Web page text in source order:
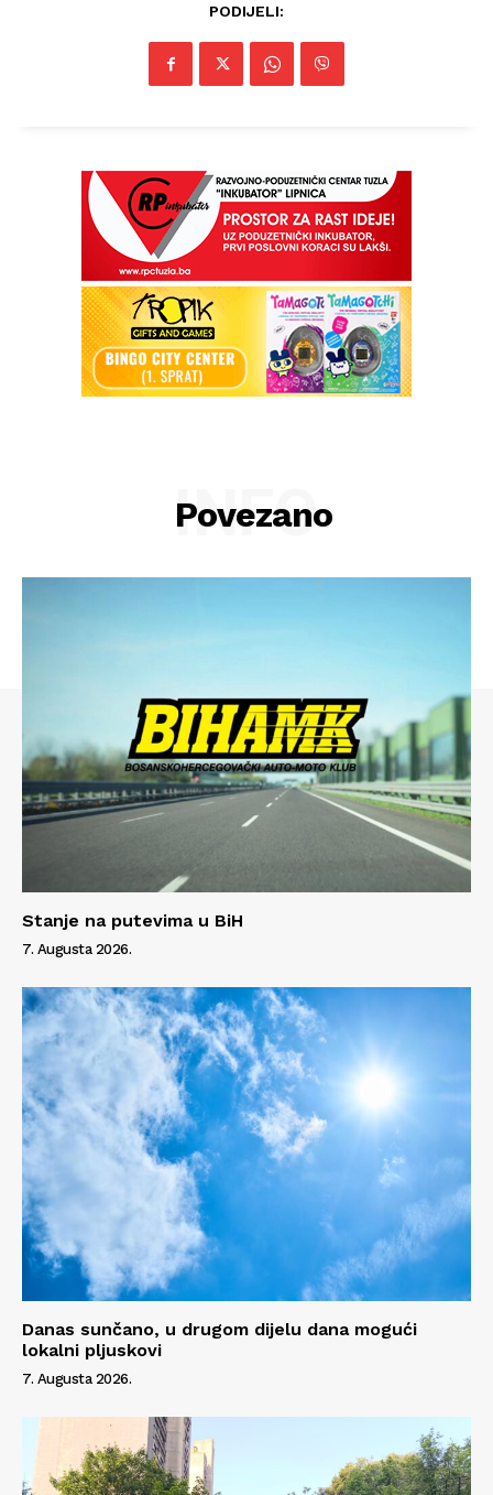
O nama
Kontakt
PODIJELI:
Povezano
INFO
Stanje na putevima u BiH
7. Augusta 2026.
Danas sunčano, u drugom dijelu dana mogući
lokalni pljuskovi
7. Augusta 2026.